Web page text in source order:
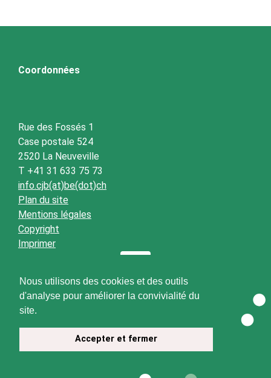
Nous utilisons des cookies et des outils
d'analyse pour améliorer la convivialité du
site.
Accepter et fermer
Coordonnées
Rue des Fossés 1
Case postale 524
2520 La Neuveville
T +41 31 633 75 73
info.cjb(at)be(dot)ch
Plan du site
Mentions légales
Copyright
Imprimer
© 2026 CJB